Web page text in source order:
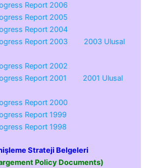
Report 2006
Report 2005
Report 2004
Report 2003
2003 Ulusal
Report 2002
Report 2001
2001 Ulusal
Report 2000
Report 1999
Report 1998
Strateji Belgeleri
Policy Documents)